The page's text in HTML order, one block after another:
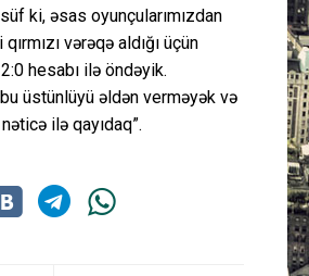
ki, əsas oyunçularımızdan
vərəqə aldığı üçün
hesabı ilə öndəyik.
bu üstünlüyü əldən verməyək və
ilə qayıdaq”.